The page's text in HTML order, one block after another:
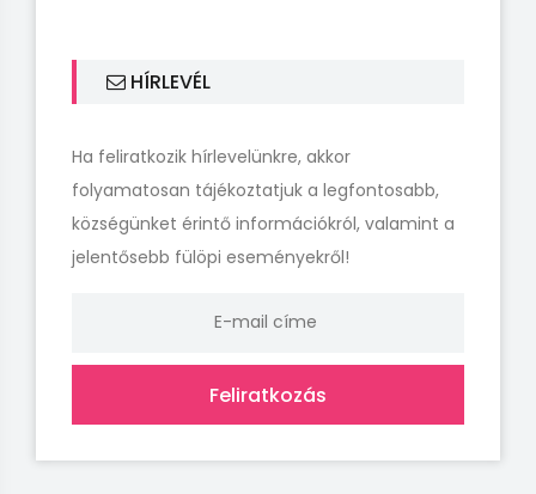
HÍRLEVÉL
Ha feliratkozik hírlevelünkre, akkor
folyamatosan tájékoztatjuk a legfontosabb,
községünket érintő információkról, valamint a
jelentősebb fülöpi eseményekről!
Feliratkozás